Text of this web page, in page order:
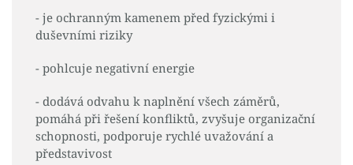
- je ochranným kamenem před fyzickými i
duševními riziky
- pohlcuje negativní energie
- dodává odvahu k naplnění všech záměrů,
pomáhá při řešení konfliktů, zvyšuje organizační
schopnosti, podporuje rychlé uvažování a
představivost